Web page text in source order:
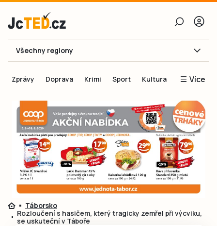
E-mail
Obnovit heslo
Přihlásit se
Přihlásit se přes Facebook
Ještě nemám účet, chci seRegistrovat
Všechny regiony
Zprávy Doprava Krimi Sport Kultura Více
Inspirace
Čtenáři píší
Speciální přílohy
Inzerce
Táborsko
Rozloučení s hasičem, který tragicky zemřel při výcviku,
se uskuteční v Táboře